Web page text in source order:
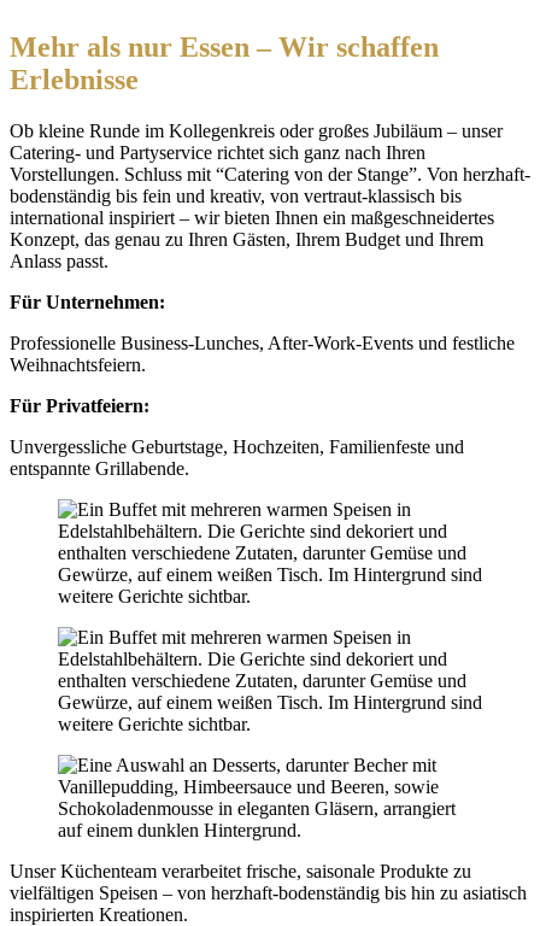
Mehr als nur Essen – Wir schaffen
Erlebnisse
Ob kleine Runde im Kollegenkreis oder großes Jubiläum – unser
Catering- und Partyservice richtet sich ganz nach Ihren
Vorstellungen. Schluss mit “Catering von der Stange”. Von herzhaft-
bodenständig bis fein und kreativ, von vertraut-klassisch bis
international inspiriert – wir bieten Ihnen ein maßgeschneidertes
Konzept, das genau zu Ihren Gästen, Ihrem Budget und Ihrem
Anlass passt.
Für Unternehmen:
Professionelle Business-Lunches, After-Work-Events und festliche
Weihnachtsfeiern.
Für Privatfeiern:
Unvergessliche Geburtstage, Hochzeiten, Familienfeste und
entspannte Grillabende.
Unser Küchenteam verarbeitet frische, saisonale Produkte zu
vielfältigen Speisen – von herzhaft-bodenständig bis hin zu asiatisch
inspirierten Kreationen.